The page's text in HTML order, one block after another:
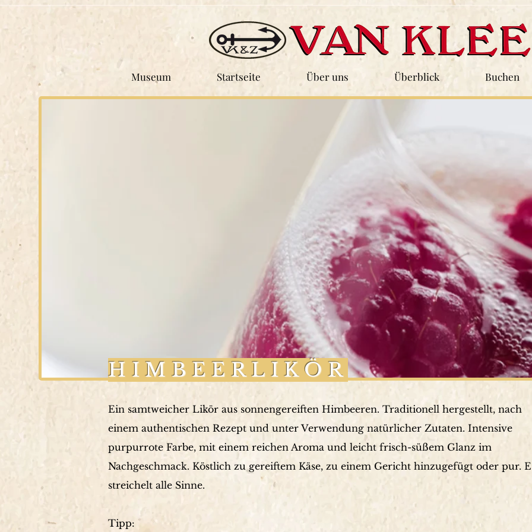
Museum Startseite Über uns Überblick Buchen
HIMBEERLIKÖR
Ein samtweicher Likör aus sonnengereiften Himbeeren. Traditionell hergestellt, nach
einem authentischen Rezept und unter Verwendung natürlicher Zutaten. Intensive
purpurrote Farbe, mit einem reichen Aroma und leicht frisch-süßem Glanz im
Nachgeschmack. Köstlich zu gereiftem Käse, zu einem Gericht hinzugefügt oder pur.
streichelt alle Sinne.
Tipp: